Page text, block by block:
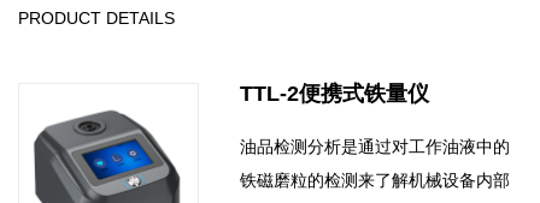
PRODUCT DETAILS
TTL-2便携式铁量仪
油品检测分析是通过对工作油液中的
铁磁磨粒的检测来了解机械设备内部